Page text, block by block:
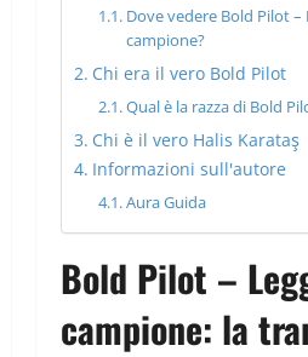
Dove vedere Bold Pilot –
campione?
Chi era il vero Bold Pilot
Qual è la razza di Bold
Chi è il vero Halis Karataş
Informazioni sull'autore
Aura Guida
Bold Pilot –
campione: la